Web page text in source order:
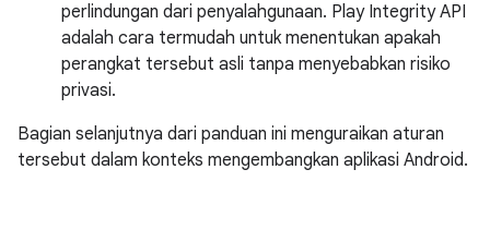
perlindungan dari penyalahgunaan. Play Integrity API
adalah cara termudah untuk menentukan apakah
perangkat tersebut asli tanpa menyebabkan risiko
privasi.
Bagian selanjutnya dari panduan ini menguraikan aturan
tersebut dalam konteks mengembangkan aplikasi Android.